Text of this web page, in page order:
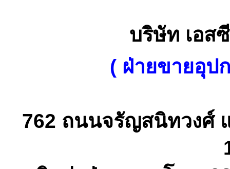
บริษัท เอส
( ฝ่ายขายอุป
762 ถนนจรัญสนิทวงศ์